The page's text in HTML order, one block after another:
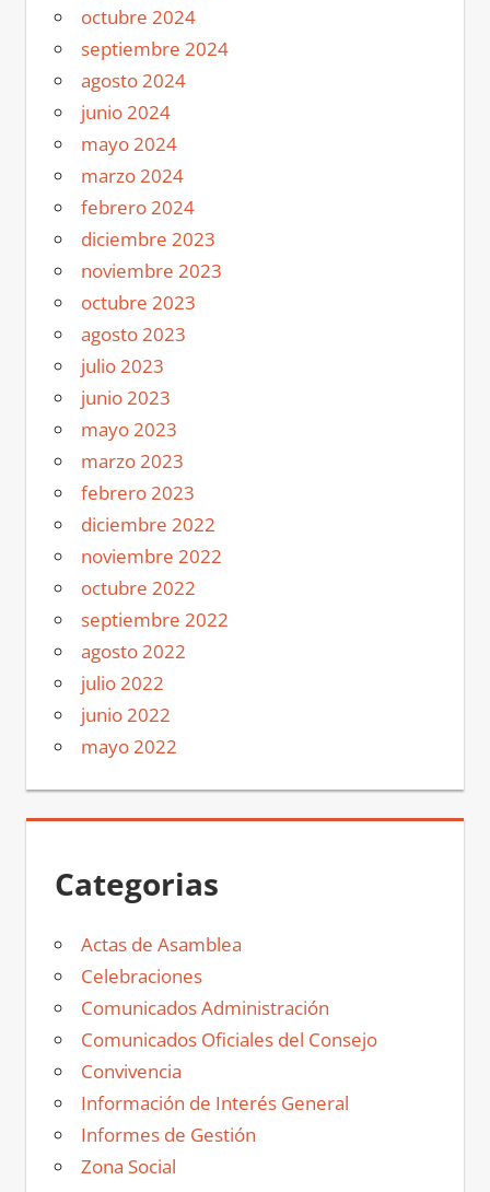
octubre 2024
septiembre 2024
agosto 2024
junio 2024
mayo 2024
marzo 2024
febrero 2024
diciembre 2023
noviembre 2023
octubre 2023
agosto 2023
julio 2023
junio 2023
mayo 2023
marzo 2023
febrero 2023
diciembre 2022
noviembre 2022
octubre 2022
septiembre 2022
agosto 2022
julio 2022
junio 2022
mayo 2022
Categorias
Actas de Asamblea
Celebraciones
Comunicados Administración
Comunicados Oficiales del Consejo
Convivencia
Información de Interés General
Informes de Gestión
Zona Social